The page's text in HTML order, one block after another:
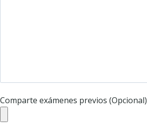
Comparte exámenes previos (Opcional)